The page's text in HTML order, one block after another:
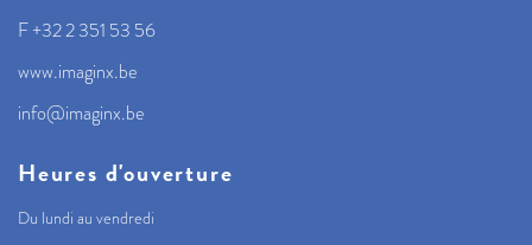
F +32 2 351 53 56
www.imaginx.be
info@imaginx.be
Heures d'ouverture
Du lundi au vendredi